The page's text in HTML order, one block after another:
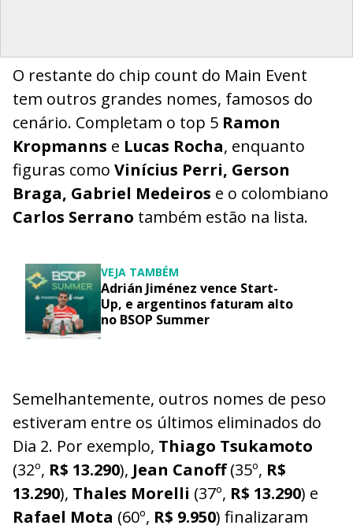
O restante do chip count do Main Event
tem outros grandes nomes, famosos do
cenário. Completam o top 5 Ramon
Kropmanns e Lucas Rocha, enquanto
figuras como Vinícius Perri, Gerson
Braga, Gabriel Medeiros e o colombiano
Carlos Serrano também estão na lista.
VEJA TAMBÉM
Adrián Jiménez vence Start-
Up, e argentinos faturam alto
no BSOP Summer
Semelhantemente, outros nomes de peso
estiveram entre os últimos eliminados do
Dia 2. Por exemplo, Thiago Tsukamoto
(32º, R$ 13.290), Jean Canoff(35º, R$
13.290), Thales Morelli (37º, R$ 13.290) e
Rafael Mota (60º, R$ 9.950) finalizaram